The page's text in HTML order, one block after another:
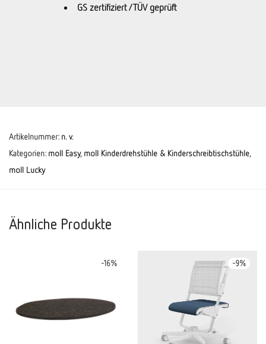
GS zertifiziert / TÜV geprüft
Artikelnummer: n. v.
Kategorien: moll Easy, moll Kinderdrehstühle & Kinderschreibtischstühle,
moll Lucky
Ähnliche Produkte
-16% -9%